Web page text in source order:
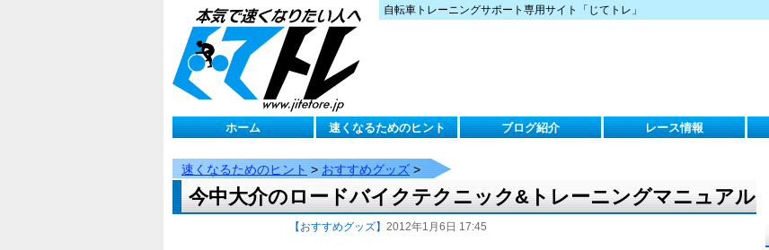
自転車トレーニングサポート専用サイト「じてトレ」
ホーム 速くなるためのヒント ブログ紹介 レース情報
速くなるためのヒント > おすすめグッズ >
今中大介のロードバイクテクニック&トレーニングマニュアル
【おすすめグッズ】 2012年1月6日 17:45